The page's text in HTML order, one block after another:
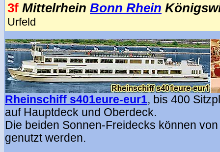
3f Mittelrhein Bonn Rhein
Urfeld
Rheinschiff s401eure-eur1, bis 400
auf Hauptdeck und Oberdeck.
Die beiden Sonnen-Freidecks können
genutzt werden.